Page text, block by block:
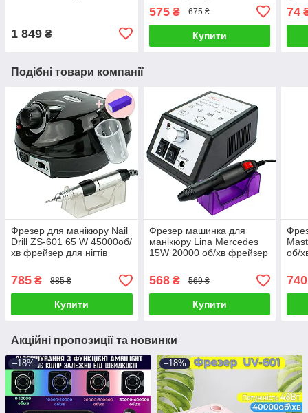
1 849 ₴
дисплеєм таймером
сенсор 2 руки
575₴ 675 ₴
Купити
74
Подібні товари компанії
Фрезер для манікюру Nail
Drill ZS-601 65 W 45000об/
хв фрейзер для нігтів
лаку насадки + баф
785 ₴ 885 ₴
Купити
Фрезер машинка для
манікюру Lina Mercedes
15W 20000 об/хв фрейзер
Мерседес 2000
568₴ 569 ₴
Купити
об/
202
740
Акційні пропозиції та новинки
–18% –18%